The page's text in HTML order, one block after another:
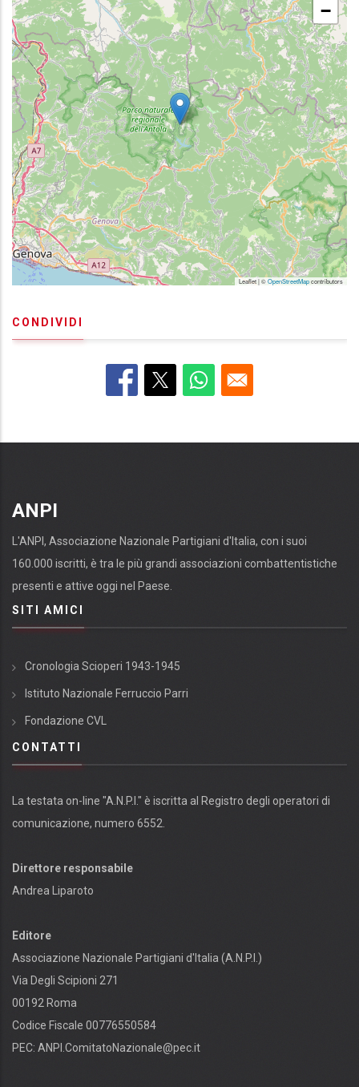
−
Leaflet | ©OpenStreetMapcontributors
CONDIVIDI
ANPI
L'ANPI, Associazione Nazionale Partigiani d'Italia, con i suoi
160.000 iscritti, è tra le più grandi associazioni combattentistiche
presenti e attive oggi nel Paese.
SITI AMICI
Cronologia Scioperi 1943-1945
Istituto Nazionale Ferruccio Parri
Fondazione CVL
CONTATTI
La testata on-line "A.N.P.I." è iscritta al Registro degli operatori di
comunicazione, numero 6552.
Direttore responsabile
Andrea Liparoto
Editore
Associazione Nazionale Partigiani d'Italia (A.N.P.I.)
Via Degli Scipioni 271
00192 Roma
Codice Fiscale 00776550584
PEC: ANPI.ComitatoNazionale@pec.it